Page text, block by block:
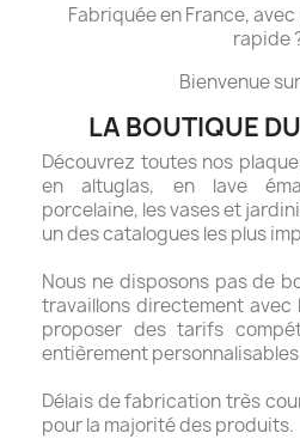
Fabriquée en France,
rapide
Bienvenue
LA BOUTIQUE
Découvrez toutes nos
en altuglas, en lave
porcelaine, les vases et
un des catalogues les plus
Nous ne disposons pas de
travaillons directement
proposer des tarifs
entièrement
Délais de fabrication très
pour la majorité des produits.